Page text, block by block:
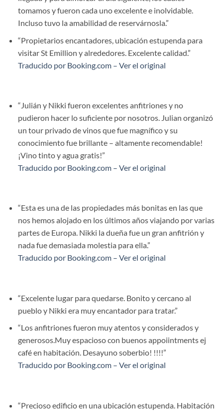
tomamos y fueron cada uno excelente e inolvidable.
Incluso tuvo la amabilidad de reservárnosla.”
“Propietarios encantadores, ubicación estupenda para
visitar St Emillion y alrededores. Excelente calidad.”
Traducido por Booking.com – Ver el original
“Julián y Nikki fueron excelentes anfitriones y no
pudieron hacer lo suficiente por nosotros. Julian organizó
un tour privado de vinos que fue magnífico y su
conocimiento fue brillante – altamente recomendable!
¡Vino tinto y agua gratis!”
Traducido por Booking.com – Ver el original
“Esta es una de las propiedades más bonitas en las que
nos hemos alojado en los últimos años viajando por varias
partes de Europa. Nikki la dueña fue un gran anfitrión y
nada fue demasiada molestia para ella.”
Traducido por Booking.com – Ver el original
“Excelente lugar para quedarse. Bonito y cercano al
pueblo y Nikki era muy encantador para tratar.”
“Los anfitriones fueron muy atentos y considerados y
generosos.Muy espacioso con buenos appoiintments ej
café en habitación. Desayuno soberbio! !!!!”
Traducido por Booking.com – Ver el original
“Precioso edificio en una ubicación estupenda. Habitación